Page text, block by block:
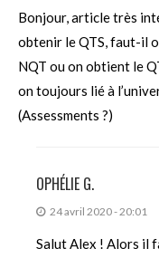
Bonjour, article très
obtenir le QTS, faut-il
NQT ou on obtient le
on toujours lié à
(Assessments ?)
OPHÉLIE G.
24 avril 2020 - 20:01
Salut Alex ! Alors il